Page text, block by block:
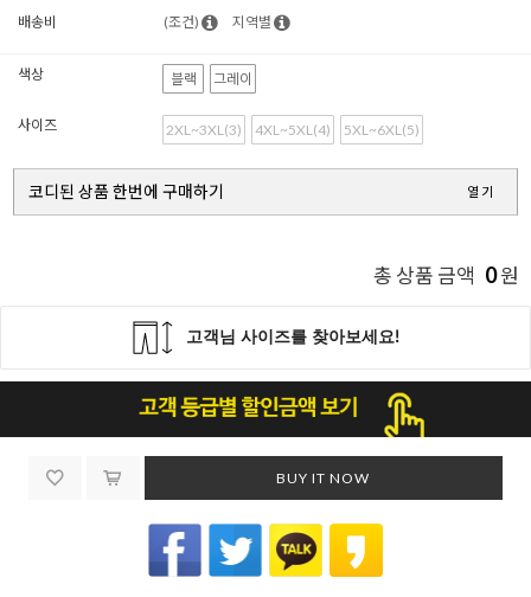
배송비
(조건) 지역별
색상 블랙 그레이
사이즈 2XL~3XL(3) 4XL~5XL(4) 5XL~6XL(5)
코디된 상품 한번에 구매하기 열기
총 상품 금액 0원
BUY IT NOW